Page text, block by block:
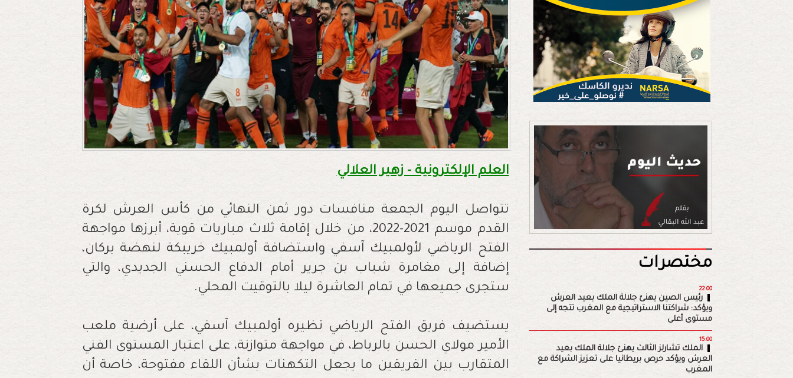
العلم الإلكترونية - زهير العلالي
تتواصل اليوم الجمعة منافسات دور ثمن النهائي من كأس العرش لكرة
القدم موسم 2021-2022، من خلال إقامة ثلاث مباريات قوية، أبرزها مواجهة
الفتح الرياضي لأولمبيك آسفي واستضافة أولمبيك خريبكة لنهضة بركان،
إضافة إلى مغامرة شباب بن جرير أمام الدفاع الحسني الجديدي، والتي
ستجرى جميعها في تمام العاشرة ليلا بالتوقيت المحلي.
يستضيف فريق الفتح الرياضي نظيره أولمبيك آسفي، على أرضية ملعب
الأمير مولاي الحسن بالرباط، في مواجهة متوازنة، على اعتبار المستوى الفني
المتقارب بين الفريقين ما يجعل التكهنات بشأن اللقاء مفتوحة، خاصة أن
مختصرات
22:00
رئيس الصين يهنئ جلالة الملك بعيد العرش
ويؤكد: شراكتنا الاستراتيجية مع المغرب تتجه إلى
مستوى أعلى
15:00
الملك تشارلز الثالث يهنئ جلالة الملك بعيد
العرش ويؤكد حرص بريطانيا على تعزيز الشراكة مع
المغرب